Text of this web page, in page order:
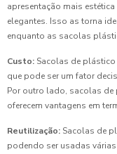
apresentação mais
elegantes. Isso as torna
enquanto as sacolas
Custo: Sacolas de
que pode ser um fator
Por outro lado, sacolas de
oferecem vantagens em
Reutilização: Sacolas de
podendo ser usadas